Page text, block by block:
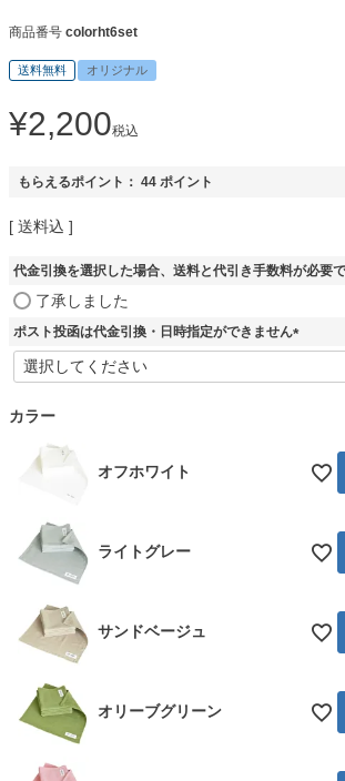
商品番号 colorht6set
送料無料 オリジナル
¥2,200税込
もらえるポイント： 44 ポイント
送料込
代金引換を選択した場合、送料と代引き手数料が必要
了承しました
ポスト投函は代金引換・日時指定ができません
(
カラー
オフホワイト
ライトグレー
サンドベージュ
オリーブグリーン